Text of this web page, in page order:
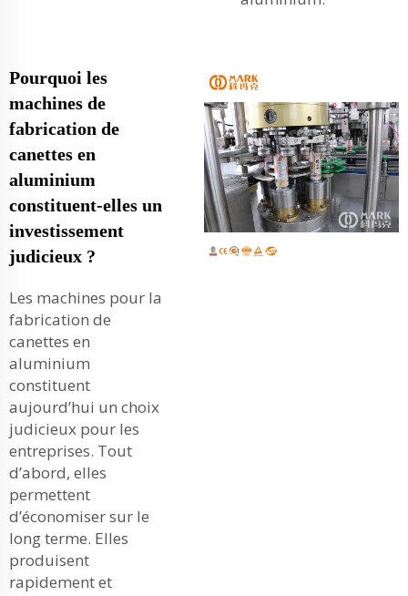
Pourquoi les
machines de
fabrication de
canettes en
aluminium
constituent-elles un
investissement
judicieux ?
Les machines pour la
fabrication de
canettes en
aluminium
constituent
aujourd’hui un choix
judicieux pour les
entreprises. Tout
d’abord, elles
permettent
d’économiser sur le
long terme. Elles
produisent
rapidement et